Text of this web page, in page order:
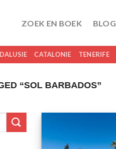
ZOEK EN BOEK BLOG
CATALONIE TENERIFE
“SOL BARBADOS”